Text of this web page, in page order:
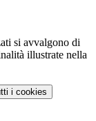
si avvalgono di
illustrate nella
i cookies